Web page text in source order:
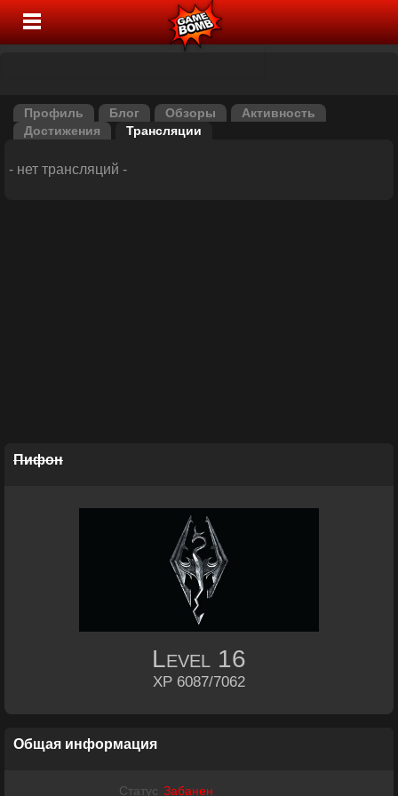
Профиль Блог Обзоры
Активность
Достижения
Трансляции
- нет трансляций -
Пифон
Level 16
XP 6087/7062
Общая информация
Статус Забанен